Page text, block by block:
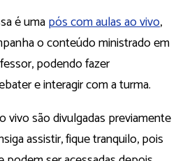
é umapós com aulas ao vivo,
o conteúdo ministrado em
podendo fazer
e interagir com a turma.
vivo são divulgadas previamente
assistir, fique tranquilo, pois